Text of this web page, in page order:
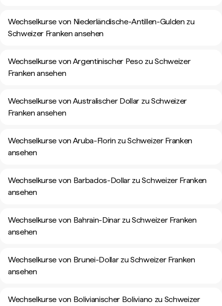
Wechselkurse von Niederländische-Antillen-Gulden zu
Schweizer Franken ansehen
Wechselkurse von Argentinischer Peso zu Schweizer
Franken ansehen
Wechselkurse von Australischer Dollar zu Schweizer
Franken ansehen
Wechselkurse von Aruba-Florin zu Schweizer Franken
ansehen
Wechselkurse von Barbados-Dollar zu Schweizer Franken
ansehen
Wechselkurse von Bahrain-Dinar zu Schweizer Franken
ansehen
Wechselkurse von Brunei-Dollar zu Schweizer Franken
ansehen
Wechselkurse von Bolivianischer Boliviano zu Schweizer